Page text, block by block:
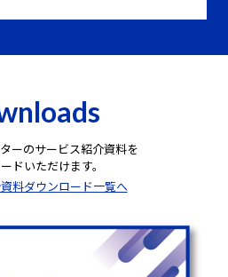
ーのサービス紹介資料を
ドいただけます。
料ダウンロード一覧へ